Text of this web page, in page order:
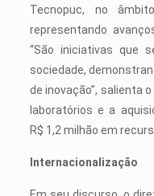
Tecnopuc, no
representando
“São iniciativas que
sociedade,
de inovação”, salienta
laboratórios e a
R$ 1,2 milhão em
Internacionalização